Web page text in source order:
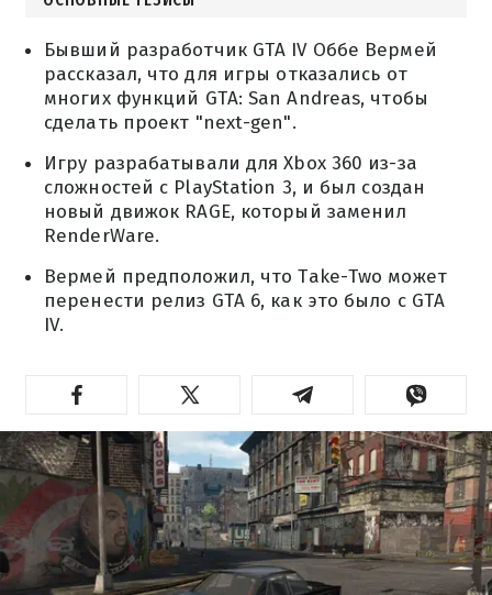
Бывший разработчик GTA IV Оббе Вермей
рассказал, что для игры отказались от
многих функций GTA: San Andreas, чтобы
сделать проект "next-gen".
Игру разрабатывали для Xbox 360 из-за
сложностей с PlayStation 3, и был создан
новый движок RAGE, который заменил
RenderWare.
Вермей предположил, что Take-Two может
перенести релиз GTA 6, как это было с GTA
IV.